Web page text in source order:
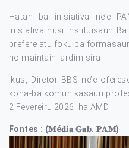
Hatan ba inisiativa ne’e
inisiativa husi Instituisaun
prefere atu foku ba
no maintain jardim sira.
Ikus, Diretor BBS ne’e
kona-ba komunikasaun
2 Fevereiru 2026 iha AMD.
Fontes : (𝐌é𝐝𝐢𝐚 𝐆𝐚𝐛. 𝐏𝐀𝐌)